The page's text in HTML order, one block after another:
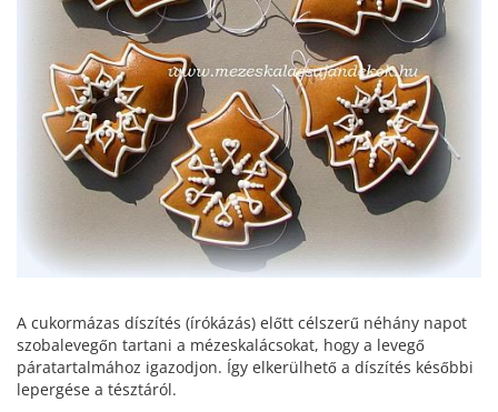
A cukormázas díszítés (írókázás) előtt célszerű néhány napot
szobalevegőn tartani a mézeskalácsokat, hogy a levegő
páratartalmához igazodjon. Így elkerülhető a díszítés későbbi
lepergése a tésztáról.